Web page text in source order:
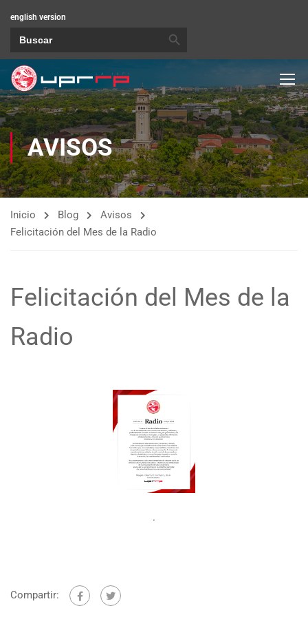
english version
AVISOS
Inicio Blog
Avisos
Felicitación del Mes de la Radio
Felicitación del Mes de la
Radio
.
Compartir: